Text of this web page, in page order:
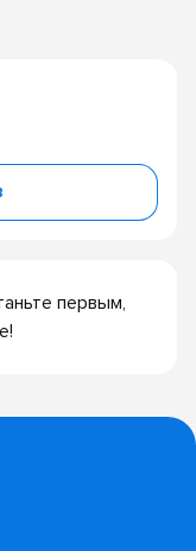
первым,